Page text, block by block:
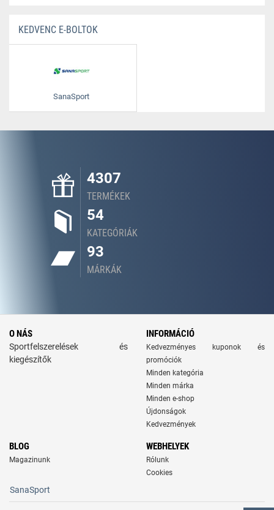
KEDVENC E-BOLTOK
SanaSport
4307
TERMÉKEK
54
KATEGÓRIÁK
93
MÁRKÁK
O NÁS
Sportfelszerelések és
kiegészítők
INFORMÁCIÓ
Kedvezményes kuponok és
promóciók
Minden kategória
Minden márka
Minden e-shop
Újdonságok
Kedvezmények
BLOG
Magazinunk
WEBHELYEK
Rólunk
Cookies
SanaSport